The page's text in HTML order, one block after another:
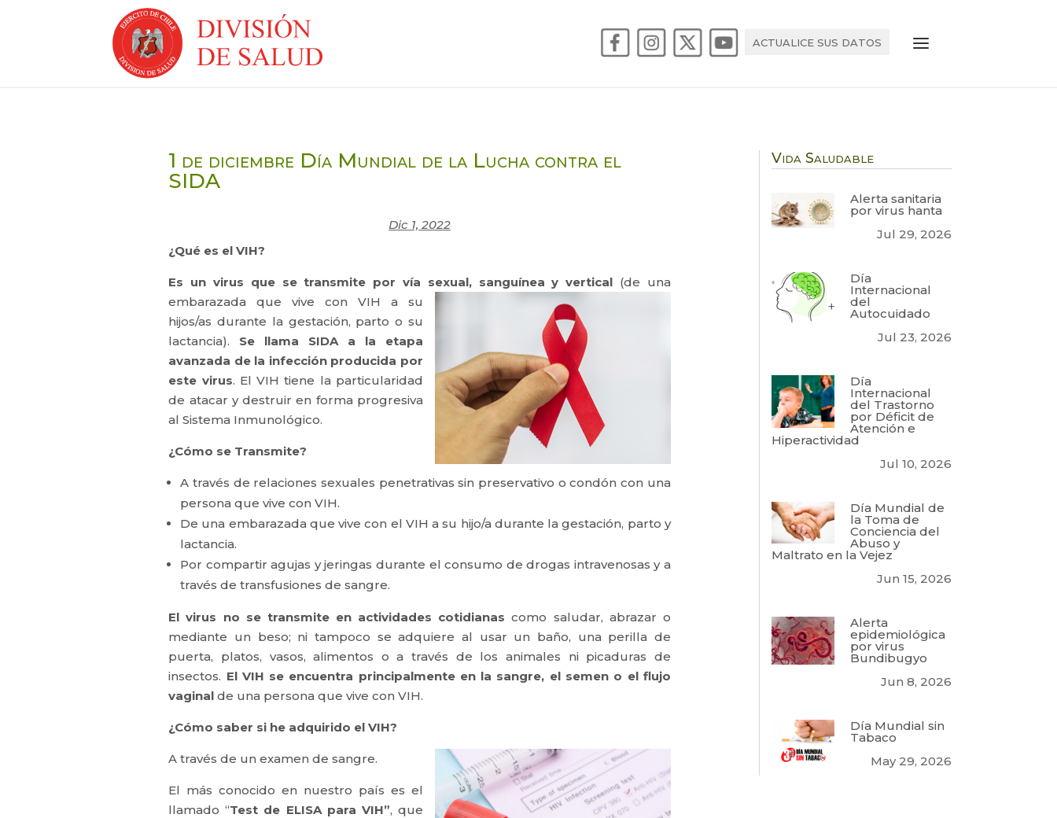
ACTUALICE SUS DATOS
1 de diciembre Día Mundial de la Lucha contra el
SIDA
Dic 1, 2022
¿Qué es el VIH?
Es un virus que se transmite por vía sexual, sanguínea y vertical (de una
embarazada que vive con VIH a su
hijos/as durante la gestación, parto o su
lactancia). Se llama SIDA a la etapa
avanzada de la infección producida por
este virus. El VIH tiene la particularidad
de atacar y destruir en forma progresiva
al Sistema Inmunológico.
¿Cómo se Transmite?
A través de relaciones sexuales penetrativas sin preservativo o condón con una
persona que vive con VIH.
De una embarazada que vive con el VIH a su hijo/a durante la gestación, parto y
lactancia.
Por compartir agujas y jeringas durante el consumo de drogas intravenosas y a
través de transfusiones de sangre.
El virus no se transmite en actividades cotidianas como saludar, abrazar o
mediante un beso; ni tampoco se adquiere al usar un baño, una perilla de
puerta, platos, vasos, alimentos o a través de los animales ni picaduras de
insectos. El VIH se encuentra principalmente en la sangre, el semen o el flujo
vaginal de una persona que vive con VIH.
¿Cómo saber si he adquirido el VIH?
A través de un examen de sangre.
El más conocido en nuestro país es el
llamado “Test de ELISA para VIH”, que
Vida Saludable
Alerta sanitaria
por virus hanta
Jul 29, 2026
Día
Internacional
del
Autocuidado
Jul 23, 2026
Día
Internacional
del Trastorno
por Déficit de
Atención e
Hiperactividad
Jul 10, 2026
Día Mundial de
la Toma de
Conciencia del
Abuso y
Maltrato en la Vejez
Jun 15, 2026
Alerta
epidemiológica
por virus
Bundibugyo
Jun 8, 2026
Día Mundial sin
Tabaco
May 29, 2026